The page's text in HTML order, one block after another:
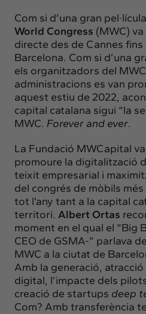
Com si d’una gran
World Congress (MWC)
directe des de Cannes
Barcelona. Com si d’una
els organitzadors del
administracions es van
aquest estiu de 2022,
capital catalana sigui “la
MWC. Forever and ever.
La Fundació MWCapital
promoure la digitalització
teixit empresarial i
del congrés de mòbils
tot l’any tant a la capital
territori. Albert Ortas
moment en el qual el “Big
CEO de GSMA-” parlava
MWC a la ciutat de
Amb la generació,
digital, l’impacte dels
creació de startups deep
Com? Amb transferència